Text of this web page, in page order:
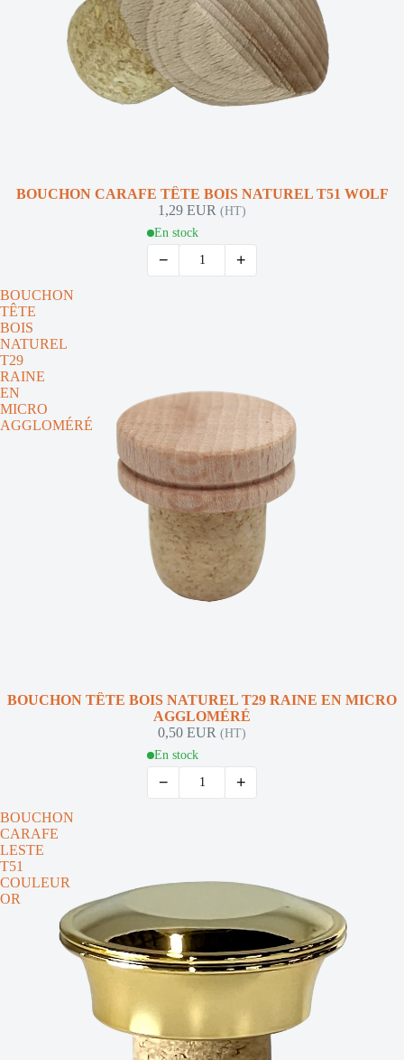
BOUCHON CARAFE TÊTE BOIS NATUREL T51 WOLF
1,29 EUR (HT)
En stock
− +
BOUCHON
TÊTE
BOIS
NATUREL
T29
RAINE
EN
MICRO
AGGLOMÉRÉ
BOUCHON TÊTE BOIS NATUREL T29 RAINE EN MICRO
AGGLOMÉRÉ
0,50 EUR (HT)
En stock
− +
BOUCHON
CARAFE
LESTE
T51
COULEUR
OR